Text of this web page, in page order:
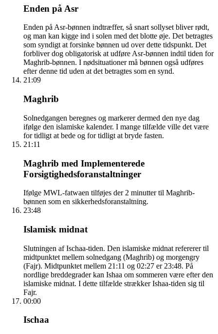
Enden på Asr
Enden på Asr-bønnen indtræffer, så snart sollyset bliver rødt,
og man kan kigge ind i solen med det blotte øje. Det betragtes
som syndigt at forsinke bønnen ud over dette tidspunkt. Det
forbliver dog obligatorisk at udføre Asr-bønnen indtil tiden for
Maghrib-bønnen. I nødsituationer må bønnen også udføres
efter denne tid uden at det betragtes som en synd.
21:09
Maghrib
Solnedgangen beregnes og markerer dermed den nye dag
ifølge den islamiske kalender. I mange tilfælde ville det være
for tidligt at bede og for tidligt at bryde fasten.
21:11
Maghrib med Implementerede
Forsigtighedsforanstaltninger
Ifølge MWL-fatwaen tilføjes der 2 minutter til Maghrib-
bønnen som en sikkerhedsforanstaltning.
23:48
Islamisk midnat
Slutningen af Ischaa-tiden. Den islamiske midnat refererer til
midtpunktet mellem solnedgang (Maghrib) og morgengry
(Fajr). Midtpunktet mellem 21:11 og 02:27 er 23:48. På
nordlige breddegrader kan Ishaa om sommeren være efter den
islamiske midnat. I dette tilfælde strækker Ishaa-tiden sig til
Fajr.
00:00
Ischaa